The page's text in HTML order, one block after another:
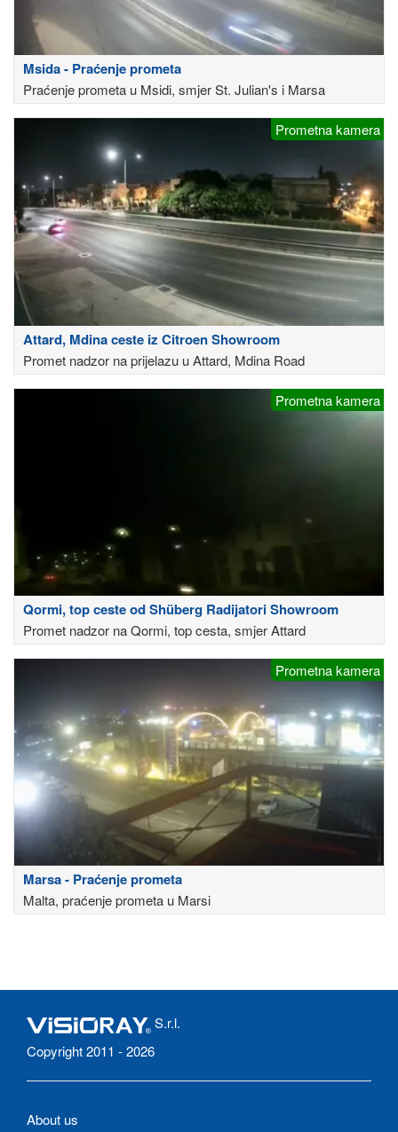
Msida - Praćenje prometa
Praćenje prometa u Msidi, smjer St. Julian's i Marsa
Prometna kamera
Attard, Mdina ceste iz Citroen Showroom
Promet nadzor na prijelazu u Attard, Mdina Road
Prometna kamera
Qormi, top ceste od Shüberg Radijatori Showroom
Promet nadzor na Qormi, top cesta, smjer Attard
Prometna kamera
Marsa - Praćenje prometa
Malta, praćenje prometa u Marsi
S.r.l.
Copyright 2011 - 2026
About us